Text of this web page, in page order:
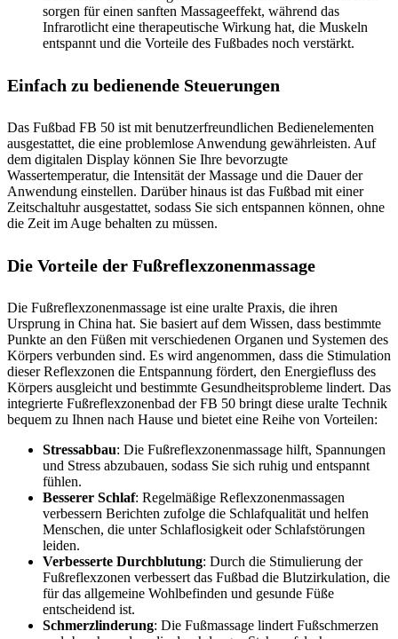
sorgen für einen sanften Massageeffekt, während das
Infrarotlicht eine therapeutische Wirkung hat, die Muskeln
entspannt und die Vorteile des Fußbades noch verstärkt.
Einfach zu bedienende Steuerungen
Das Fußbad FB 50 ist mit benutzerfreundlichen Bedienelementen
ausgestattet, die eine problemlose Anwendung gewährleisten. Auf
dem digitalen Display können Sie Ihre bevorzugte
Wassertemperatur, die Intensität der Massage und die Dauer der
Anwendung einstellen. Darüber hinaus ist das Fußbad mit einer
Zeitschaltuhr ausgestattet, sodass Sie sich entspannen können, ohne
die Zeit im Auge behalten zu müssen.
Die Vorteile der Fußreflexzonenmassage
Die Fußreflexzonenmassage ist eine uralte Praxis, die ihren
Ursprung in China hat. Sie basiert auf dem Wissen, dass bestimmte
Punkte an den Füßen mit verschiedenen Organen und Systemen des
Körpers verbunden sind. Es wird angenommen, dass die Stimulation
dieser Reflexzonen die Entspannung fördert, den Energiefluss des
Körpers ausgleicht und bestimmte Gesundheitsprobleme lindert. Das
integrierte Fußreflexzonenbad der FB 50 bringt diese uralte Technik
bequem zu Ihnen nach Hause und bietet eine Reihe von Vorteilen:
Stressabbau: Die Fußreflexzonenmassage hilft, Spannungen
und Stress abzubauen, sodass Sie sich ruhig und entspannt
fühlen.
Besserer Schlaf: Regelmäßige Reflexzonenmassagen
verbessern Berichten zufolge die Schlafqualität und helfen
Menschen, die unter Schlaflosigkeit oder Schlafstörungen
leiden.
Verbesserte Durchblutung: Durch die Stimulierung der
Fußreflexzonen verbessert das Fußbad die Blutzirkulation, die
für das allgemeine Wohlbefinden und gesunde Füße
entscheidend ist.
Schmerzlinderung: Die Fußmassage lindert Fußschmerzen